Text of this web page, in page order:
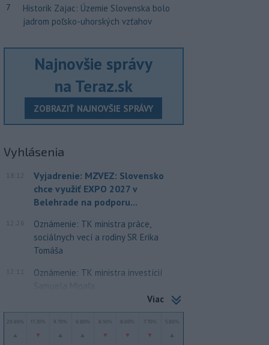
7
Historik Zajac: Územie Slovenska bolo
jadrom poľsko-uhorských vzťahov
Najnovšie správy
na Teraz.sk
ZOBRAZIŤ NAJNOVŠIE SPRÁVY
Vyhlásenia
18:12
Vyjadrenie: MZVEZ: Slovensko
chce využiť EXPO 2027 v
Belehrade na podporu...
12:26
Oznámenie: TK ministra práce,
sociálnych vecí a rodiny SR Erika
Tomáša
Oznámenie: TK ministra investícií
Samuela Migaľa
Viac